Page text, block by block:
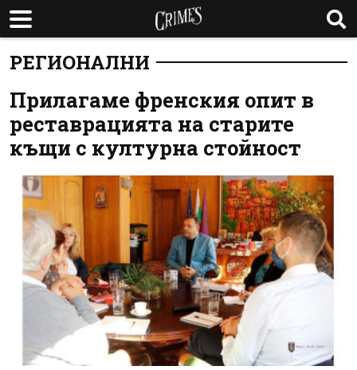
РЕГИОНАЛНИ
Прилагаме френския опит в
реставрацията на старите
къщи с културна стойност